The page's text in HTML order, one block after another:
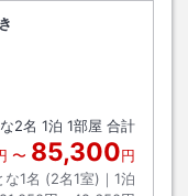
2名 1泊 1部屋 合計
〜 85,300円
な1名 (2名1室)｜ 1泊